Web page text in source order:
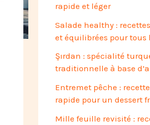
rapide et léger
Salade healthy :
et équilibrées pour tous
Şırdan : spécialité
traditionnelle à base
Entremet pêche :
rapide pour un dessert
Mille feuille revisité :